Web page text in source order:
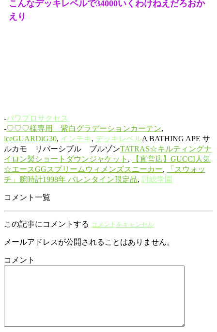
こんなデッキレベルで34000いくわけねえだろおか
えり
-パワプロサクセス
-♡♡♡様専用 紫白グラデーションカーテン,
iceGUARDiG30, インチキ, デッキレベルA BATHING APE サ
ルカモ リバーシブル ブルゾンTATRAS☆キルティングナ
イロン製ショートダウンジャケット ,
【直営店】GUCCI人気
☆エースGGスプリームウィメンズスニーカー,
「スウォッ
チ」腕時計1998年 バレンタイン限定品, 討総学園
コメント一覧
この記事にコメントする コメントをキャンセル
メールアドレスが公開されることはありません。
コメント